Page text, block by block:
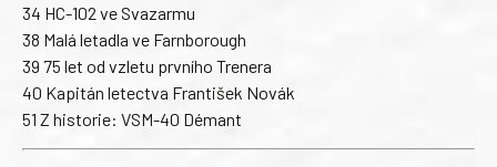
34 HC-102 ve Svazarmu
38 Malá letadla ve Farnborough
39 75 let od vzletu prvního Trenera
40 Kapitán letectva František Novák
51 Z historie: VSM-40 Démant